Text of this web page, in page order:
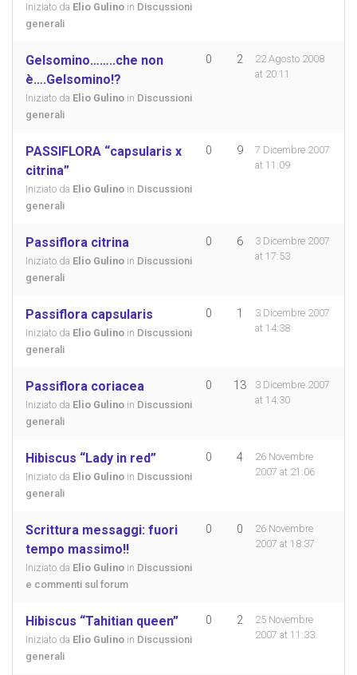
Iniziato da Elio Gulino in Discussioni
generali
Gelsomino……..che non
è….Gelsomino!?
Iniziato da Elio Gulino in Discussioni
generali
0 2
22 Agosto 2008
at 20:11
PASSIFLORA “capsularis x
citrina”
Iniziato da Elio Gulino in Discussioni
generali
0 9
7 Dicembre 2007
at 11:09
Passiflora citrina
Iniziato da Elio Gulino in Discussioni
generali
0 6
3 Dicembre 2007
at 17:53
Passiflora capsularis
Iniziato da Elio Gulino in Discussioni
generali
0 1
3 Dicembre 2007
at 14:38
Passiflora coriacea
Iniziato da Elio Gulino in Discussioni
generali
0 13
3 Dicembre 2007
at 14:30
Hibiscus “Lady in red”
Iniziato da Elio Gulino in Discussioni
generali
0 4
26 Novembre
2007 at 21:06
Scrittura messaggi: fuori
tempo massimo!!
Iniziato da Elio Gulino in Discussioni
e commenti sul forum
0 0
26 Novembre
2007 at 18:37
Hibiscus “Tahitian queen”
Iniziato da Elio Gulino in Discussioni
generali
0 2
25 Novembre
2007 at 11:33